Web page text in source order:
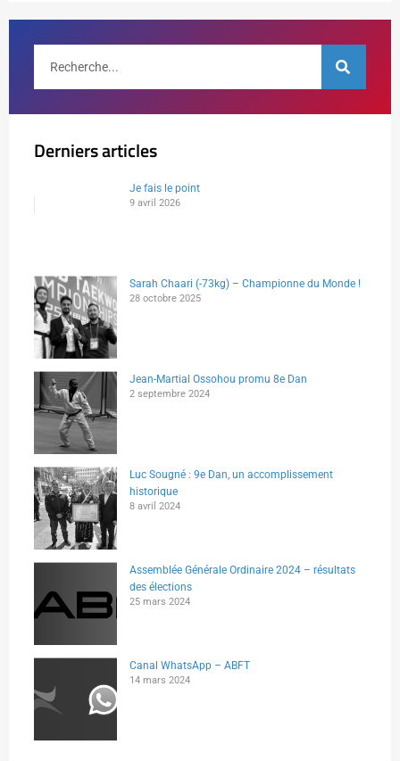
Derniers articles
Je fais le point
9 avril 2026
Sarah Chaari (-73kg) – Championne du Monde !
28 octobre 2025
Jean-Martial Ossohou promu 8e Dan
2 septembre 2024
Luc Sougné : 9e Dan, un accomplissement
historique
8 avril 2024
Assemblée Générale Ordinaire 2024 – résultats
des élections
25 mars 2024
Canal WhatsApp – ABFT
14 mars 2024